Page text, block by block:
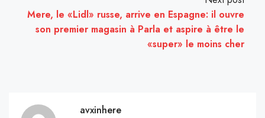
Mere, le «Lidl» russe, arrive en Espagne: il ouvre
son premier magasin à Parla et aspire à être le
«super» le moins cher
avxinhere